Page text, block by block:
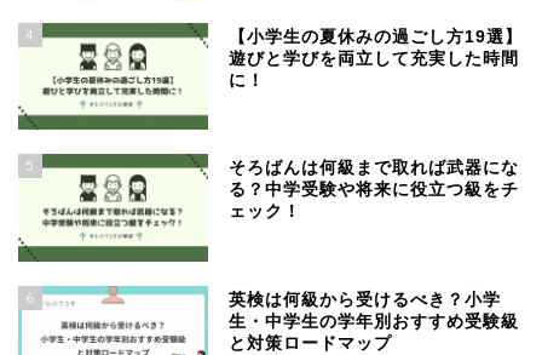
4
【小学生の夏休みの過ごし方19選】
遊びと学びを両立して充実した時間
に！
5
そろばんは何級まで取れば武器にな
る？中学受験や将来に役立つ級をチ
ェック！
6
英検は何級から受けるべき？小学
生・中学生の学年別おすすめ受験級
と対策ロードマップ